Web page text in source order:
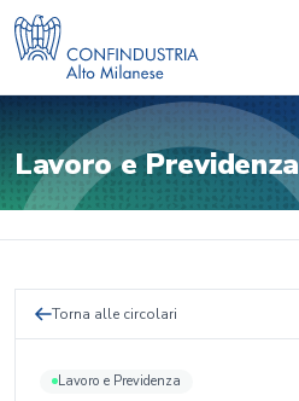
Lavoro e Previdenza
Torna alle circolari
Lavoro e Previdenza